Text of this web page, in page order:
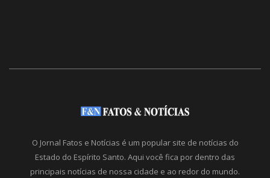
O Jornal Fatos e Notícias é um popular site de notícias do
Estado do Espírito Santo. Aqui você fica por dentro das
principais notícias de nossa cidade e ao redor do mundo.